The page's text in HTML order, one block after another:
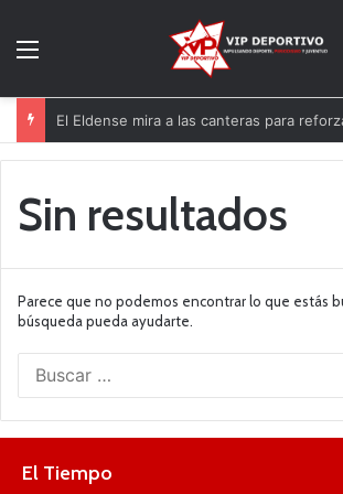
El Eldense mira a las canteras para
Sin resultados
Parece que no podemos encontrar lo que estás
búsqueda pueda ayudarte.
El Tiempo